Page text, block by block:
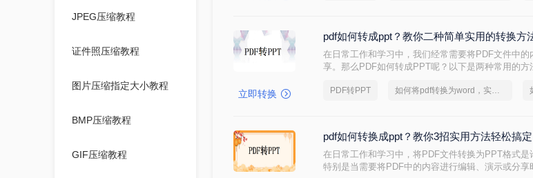
JPEG压缩教程
证件照压缩教程
图片压缩指定大小教程
BMP压缩教程
GIF压缩教程
立即转换
pdf如何转成ppt？教你二种简单实用的转换方
在日常工作和学习中，我们经常需要将PDF文件中
享。那么PDF如何转成PPT呢？以下是两种常用的
PDF转PPT 如何将pdf转换为word，实用的方法来了
pdf如何转换成ppt？教你3招实用方法轻松搞定
在日常工作和学习中，将PDF文件转换为PPT格式是
特别是当需要将PDF中的内容进行编辑、演示或分